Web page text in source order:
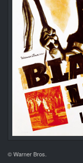
© Warner Bros.